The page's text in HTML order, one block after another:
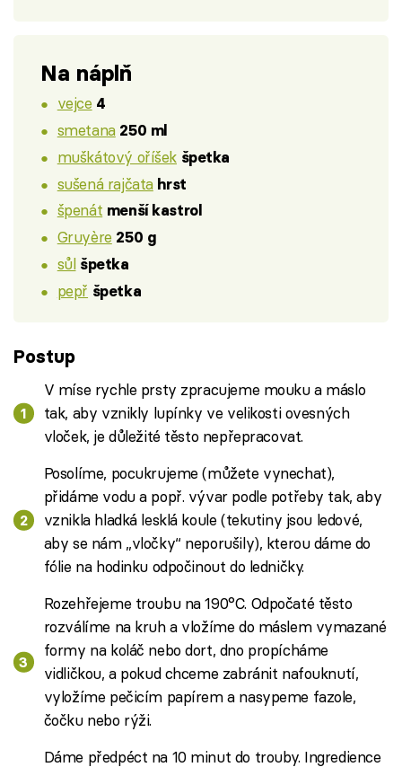
Na náplň
vejce 4
smetana 250 ml
muškátový oříšek špetka
sušená rajčata hrst
špenát menší kastrol
Gruyère 250 g
sůl špetka
pepř špetka
Postup
V míse rychle prsty zpracujeme mouku a máslo
tak, aby vznikly lupínky ve velikosti ovesných
vloček, je důležité těsto nepřepracovat.
Posolíme, pocukrujeme (můžete vynechat),
přidáme vodu a popř. vývar podle potřeby tak, aby
vznikla hladká lesklá koule (tekutiny jsou ledové,
aby se nám „vločky“ neporušily), kterou dáme do
fólie na hodinku odpočinout do ledničky.
Rozehřejeme troubu na 190°C. Odpočaté těsto
rozválíme na kruh a vložíme do máslem vymazané
formy na koláč nebo dort, dno propícháme
vidličkou, a pokud chceme zabránit nafouknutí,
vyložíme pečicím papírem a nasypeme fazole,
čočku nebo rýži.
Dáme předpéct na 10 minut do trouby. Ingredience